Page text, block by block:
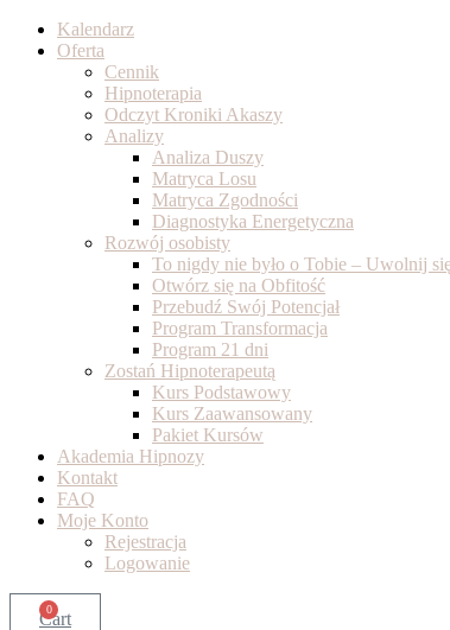
Kalendarz
Oferta
Cennik
Hipnoterapia
Odczyt Kroniki Akaszy
Analizy
Analiza Duszy
Matryca Losu
Matryca Zgodności
Diagnostyka Energetyczna
Rozwój osobisty
To nigdy nie było o Tobie – Uwolnij
Otwórz się na Obfitość
Przebudź Swój Potencjał
Program Transformacja
Program 21 dni
Zostań Hipnoterapeutą
Kurs Podstawowy
Kurs Zaawansowany
Pakiet Kursów
Akademia Hipnozy
Kontakt
FAQ
Moje Konto
Rejestracja
Logowanie
0
Cart